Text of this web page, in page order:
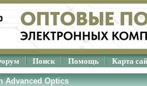
Поиск Помощь Карта
Advanced Optics